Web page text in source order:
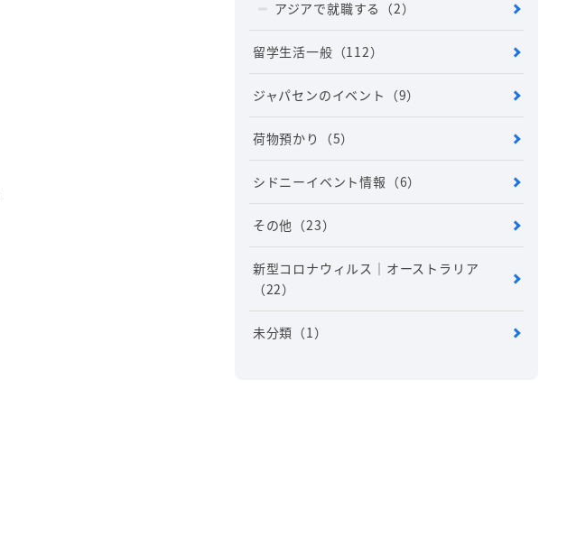
アジアで就職する （2）
留学生活一般 （112）
ジャパセンのイベント （9）
荷物預かり （5）
シドニーイベント情報 （6）
その他 （23）
新型コロナウィルス｜オーストラリア
（22）
未分類 （1）